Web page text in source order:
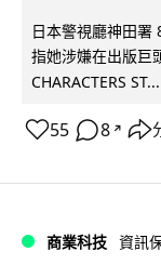
日本警視廳神田署
指她涉嫌在出版巨
CHARACTERS ST...
55 8 ↗
商業科技 資訊